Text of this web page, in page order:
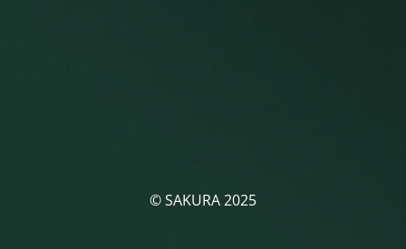
© SAKURA 2025